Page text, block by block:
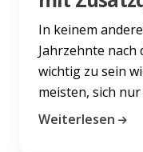
In keinem
Jahrzehnte nach
wichtig zu sein
meisten, sich nur
Weiterlesen